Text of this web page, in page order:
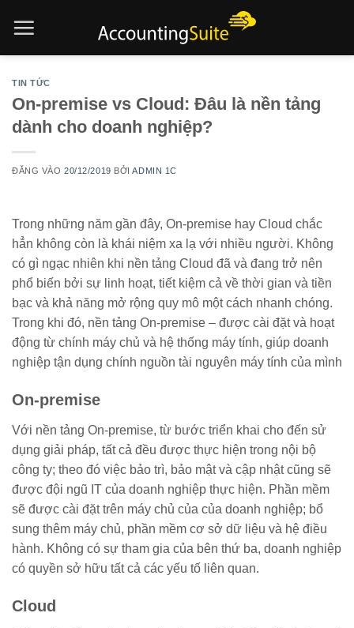
qua
TIN TỨC
On-premise vs Cloud: Đâu là nền tảng
dành cho doanh nghiệp?
ĐĂNG VÀO20/12/2019 BỞIADMIN 1C
Trong những năm gần đây, On-premise hay Cloud chắc
hẳn không còn là khái niệm xa lạ với nhiều người. Không
có gì ngạc nhiên khi nền tảng Cloud đã và đang trở nên
phổ biến bởi sự linh hoạt, tiết kiệm cả về thời gian và tiền
bạc và khả năng mở rộng quy mô một cách nhanh chóng.
Trong khi đó, nền tảng On-premise – được cài đặt và hoạt
động từ chính máy chủ và hệ thống máy tính, giúp doanh
nghiệp tận dụng chính nguồn tài nguyên máy tính của mình
On-premise
Với nền tảng On-premise, từ bước triển khai cho đến sử
dụng giải pháp, tất cả đều được thực hiện trong nội bộ
công ty; theo đó việc bảo trì, bảo mật và cập nhật cũng sẽ
được đội ngũ IT của doanh nghiệp thực hiện. Phần mềm
sẽ được cài đặt trên máy chủ của của doanh nghiệp; bổ
sung thêm máy chủ, phần mềm cơ sở dữ liệu và hệ điều
hành. Không có sự tham gia của bên thứ ba, doanh nghiệp
có quyền sở hữu tất cả các yếu tố liên quan.
Cloud